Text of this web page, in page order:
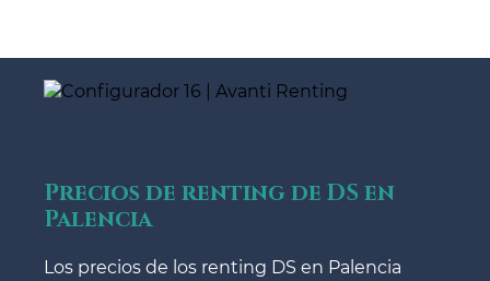
Precios de renting de DS en
Palencia
Los precios de los renting DS en Palencia